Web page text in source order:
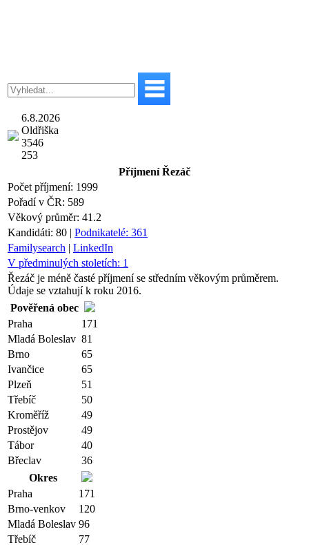
6.8.2026
Oldřiška
3546
253
PříjmeníŘezáč
Počet příjmení: 1999
Pořadí v ČR: 589
Věkový průměr: 41.2
Kandidáti: 80 | Podnikatelé: 361
Familysearch | LinkedIn
V předminulých stoletích: 1
Řezáč je méně časté příjmení se středním věkovým průměrem.
Údaje se vztahují k roku 2016.
Pověřená obec
Praha
171
Mladá Boleslav 81
Brno
65
Ivančice
65
Plzeň
51
Třebíč
50
Kroměříž
49
Prostějov
49
Tábor
40
Břeclav
36
Okres
Praha
171
Brno-venkov
120
Mladá Boleslav 96
Třebíč
77